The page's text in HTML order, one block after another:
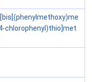
chlorophenyl)thio]met